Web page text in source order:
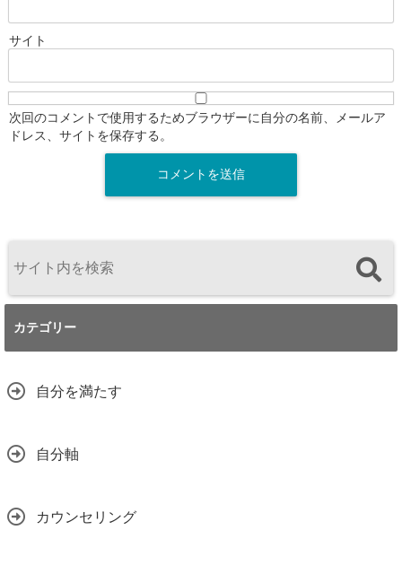
サイト
次回のコメントで使用するためブラウザーに自分の名前、メールア
ドレス、サイトを保存する。
カテゴリー
自分を満たす
自分軸
カウンセリング